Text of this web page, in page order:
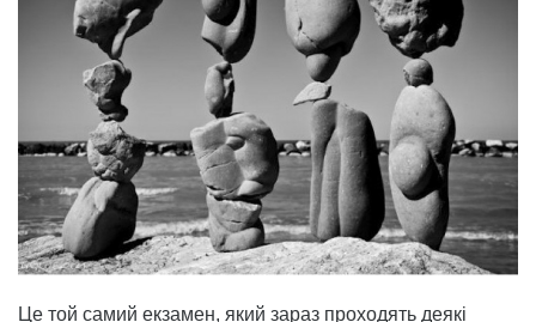
Це той самий екзамен, який зараз проходять деякі